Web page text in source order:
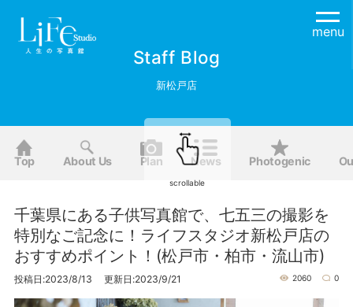
menu
Staff Blog
新松戸店
Top About Us Plan News Photogenic
千葉県にある子供写真館で、七五三の撮影を
特別なご記念に！ライフスタジオ新松戸店の
おすすめポイント！(松戸市・柏市・流山市)
投稿日:2023/8/13 更新日:2023/9/21 2060 0